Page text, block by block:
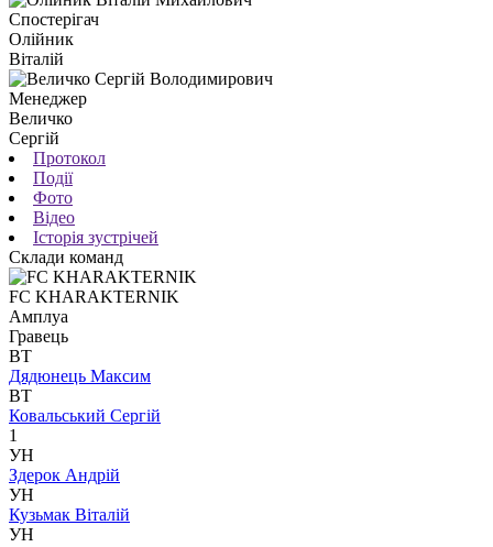
Спостерігач
Олійник
Віталій
Менеджер
Величко
Сергій
Протокол
Події
Фото
Відео
Історія зустрічей
Склади команд
FC KHARAKTERNIK
Амплуа
Гравець
ВТ
Дядюнець Максим
ВТ
Ковальський Сергій
1
УН
Здерок Андрій
УН
Кузьмак Віталій
УН